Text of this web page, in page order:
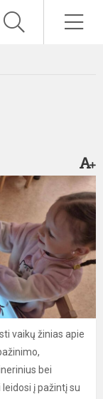
vaikų žinias apie
bei
leidosi į pažintį su